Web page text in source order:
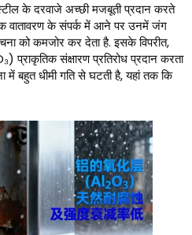
के दरवाजे अच्छी मजबूती प्रदान करते
वातावरण के संपर्क में आने पर उनमें जंग
को कमजोर कर देता है. इसके विपरीत,
प्राकृतिक संक्षारण प्रतिरोध प्रदान करता
बहुत धीमी गति से घटती है, यहां तक ​​कि